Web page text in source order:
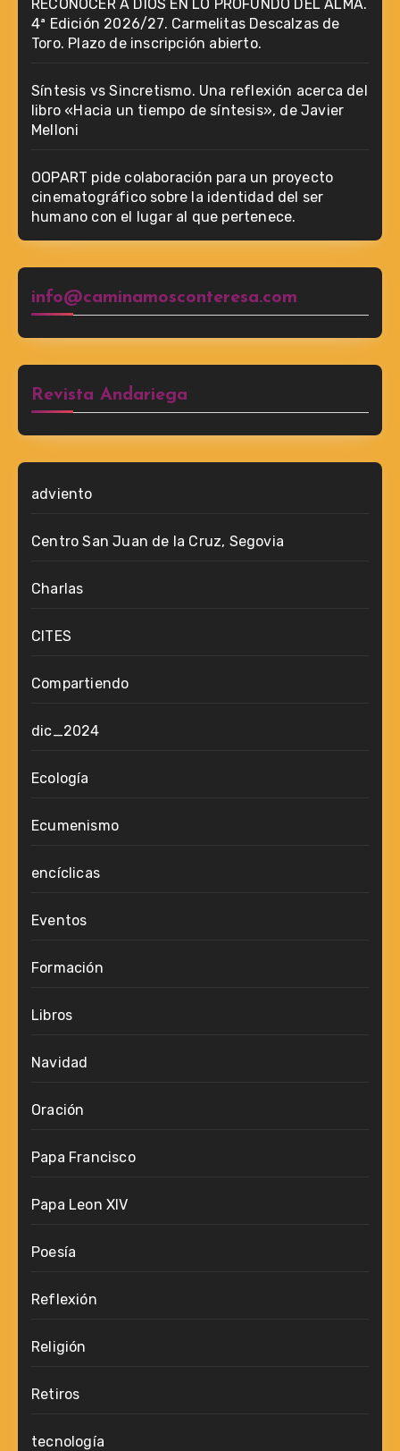
RECONOCER A DIOS EN LO PROFUNDO DEL ALMA.
4ª Edición 2026/27. Carmelitas Descalzas de
Toro. Plazo de inscripción abierto.
Síntesis vs Sincretismo. Una reflexión acerca del
libro «Hacia un tiempo de síntesis», de Javier
Melloni
OOPART pide colaboración para un proyecto
cinematográfico sobre la identidad del ser
humano con el lugar al que pertenece.
info@caminamosconteresa.com
Revista Andariega
adviento
Centro San Juan de la Cruz, Segovia
Charlas
CITES
Compartiendo
dic_2024
Ecología
Ecumenismo
encíclicas
Eventos
Formación
Libros
Navidad
Oración
Papa Francisco
Papa Leon XIV
Poesía
Reflexión
Religión
Retiros
tecnología